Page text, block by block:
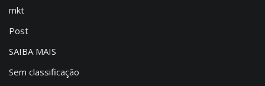
mkt
Post
SAIBA MAIS
Sem classificação